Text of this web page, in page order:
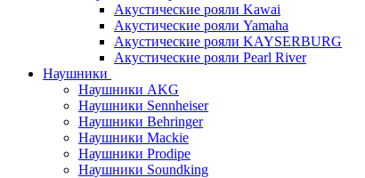
Акустические рояли Kawai
Акустические рояли Yamaha
Акустические рояли KAYSERBURG
Акустические рояли Pearl River
Наушники
Наушники AKG
Наушники Sennheiser
Наушники Behringer
Наушники Mackie
Наушники Prodipe
Наушники Soundking